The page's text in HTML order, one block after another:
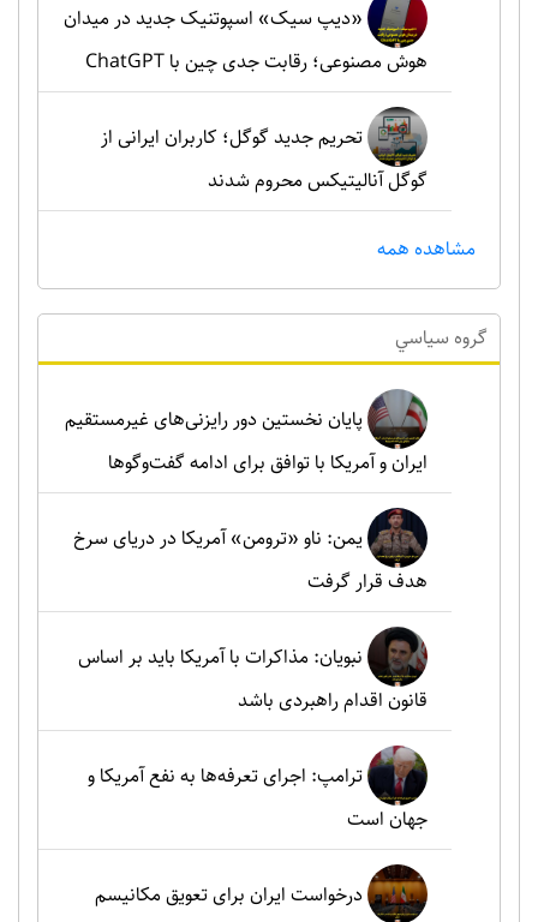
«دیپ سیک» اسپوتنیک جدید در میدان
هوش مصنوعی؛ رقابت جدی چین با ChatGPT
تحریم جدید گوگل؛ کاربران ایرانی از
گوگل آنالیتیکس محروم شدند
مشاهده همه
گروه سياسي
پایان نخستین دور رایزنی‌های غیرمستقیم
ایران و آمریکا با توافق برای ادامه گفت‌وگوها
یمن: ناو «ترومن» آمریکا در دریای سرخ
هدف قرار گرفت
نبویان: مذاکرات با آمریکا باید بر اساس
قانون اقدام راهبردی باشد
ترامپ: اجرای تعرفه‌ها به نفع آمریکا و
جهان است
درخواست ایران برای تعویق مکانیسم